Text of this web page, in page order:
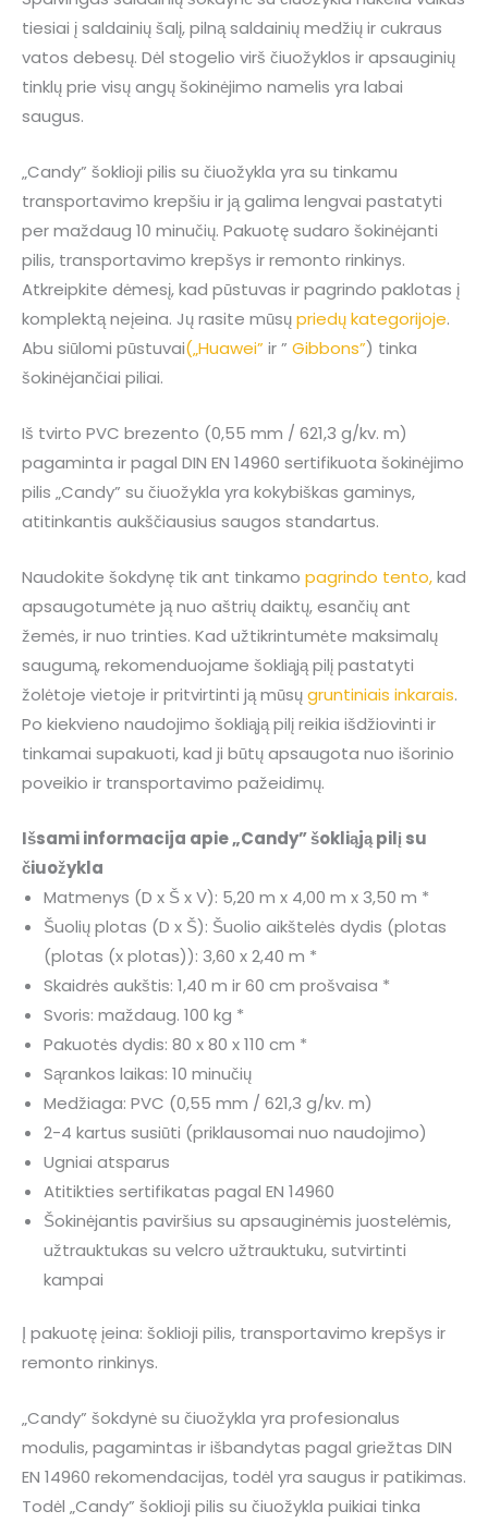
tiesiai į saldainių šalį, pilną saldainių medžių ir cukraus
vatos debesų. Dėl stogelio virš čiuožyklos ir apsauginių
tinklų prie visų angų šokinėjimo namelis yra labai
saugus.
„Candy” šoklioji pilis su čiuožykla yra su tinkamu
transportavimo krepšiu ir ją galima lengvai pastatyti
per maždaug 10 minučių. Pakuotę sudaro šokinėjanti
pilis, transportavimo krepšys ir remonto rinkinys.
Atkreipkite dėmesį, kad pūstuvas ir pagrindo paklotas į
komplektą neįeina. Jų rasite mūsųpriedų kategorijoje.
Abu siūlomi pūstuvai(„Huawei” ir ” Gibbons”) tinka
šokinėjančiai piliai.
Iš tvirto PVC brezento (0,55 mm / 621,3 g/kv. m)
pagaminta ir pagal DIN EN 14960 sertifikuota šokinėjimo
pilis „Candy” su čiuožykla yra kokybiškas gaminys,
atitinkantis aukščiausius saugos standartus.
Naudokite šokdynę tik ant tinkamo pagrindo tento,kad
apsaugotumėte ją nuo aštrių daiktų, esančių ant
žemės, ir nuo trinties. Kad užtikrintumėte maksimalų
saugumą, rekomenduojame šokliąją pilį pastatyti
žolėtoje vietoje ir pritvirtinti ją mūsųgruntiniais inkarais.
Po kiekvieno naudojimo šokliąją pilį reikia išdžiovinti ir
tinkamai supakuoti, kad ji būtų apsaugota nuo išorinio
poveikio ir transportavimo pažeidimų.
Išsami informacija apie „Candy” šokliąją pilį su
čiuožykla
Matmenys (D x Š x V): 5,20 m x 4,00 m x 3,50 m *
Šuolių plotas (D x Š): Šuolio aikštelės dydis (plotas
(plotas (x plotas)): 3,60 x 2,40 m *
Skaidrės aukštis: 1,40 m ir 60 cm prošvaisa *
Svoris: maždaug. 100 kg *
Pakuotės dydis: 80 x 80 x 110 cm *
Sąrankos laikas: 10 minučių
Medžiaga: PVC (0,55 mm / 621,3 g/kv. m)
2-4 kartus susiūti (priklausomai nuo naudojimo)
Ugniai atsparus
Atitikties sertifikatas pagal EN 14960
Šokinėjantis paviršius su apsauginėmis juostelėmis,
užtrauktukas su velcro užtrauktuku, sutvirtinti
kampai
Į pakuotę įeina: šoklioji pilis, transportavimo krepšys ir
remonto rinkinys.
„Candy” šokdynė su čiuožykla yra profesionalus
modulis, pagamintas ir išbandytas pagal griežtas DIN
EN 14960 rekomendacijas, todėl yra saugus ir patikimas.
Todėl „Candy” šoklioji pilis su čiuožykla puikiai tinka